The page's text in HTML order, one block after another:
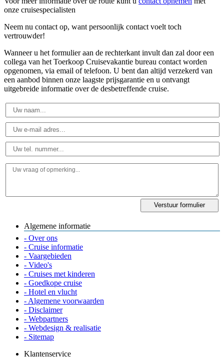
onze cruisespecialisten
Neem nu contact op, want persoonlijk contact voelt toch
vertrouwder!
Wanneer u het formulier aan de rechterkant invult dan zal door een
collega van het Toerkoop Cruisevakantie bureau contact worden
opgenomen, via email of telefoon. U bent dan altijd verzekerd van
een aanbod binnen onze laagste prijsgarantie en u ontvangt
uitgebreide informatie over de desbetreffende cruise.
Algemene informatie
- Over ons
- Cruise informatie
- Vaargebieden
- Video's
- Cruises met kinderen
- Goedkope cruise
- Hotel en vlucht
- Algemene voorwaarden
- Disclaimer
- Webpartners
- Webdesign & realisatie
- Sitemap
Klantenservice